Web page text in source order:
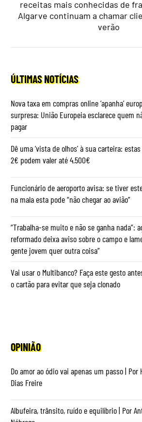
receitas mais conhecidas de
Algarve continuam a chamar
verão
ÚLTIMAS NOTÍCIAS
Nova taxa em compras online ‘apanha’
surpresa: União Europeia esclarece quem
pagar
Dê uma ‘vista de olhos’ à sua carteira:
2€ podem valer até 4.500€
Funcionário de aeroporto avisa: se tiver
na mala esta pode “não chegar ao avião”
“Trabalha-se muito e não se ganha nada”:
reformado deixa aviso sobre o campo e
gente jovem quer outra coisa”
Vai usar o Multibanco? Faça este gesto
o cartão para evitar que seja clonado
OPINIÃO
Do amor ao ódio vai apenas um passo | Por
Dias Freire
Albufeira, trânsito, ruído e equilíbrio | Por